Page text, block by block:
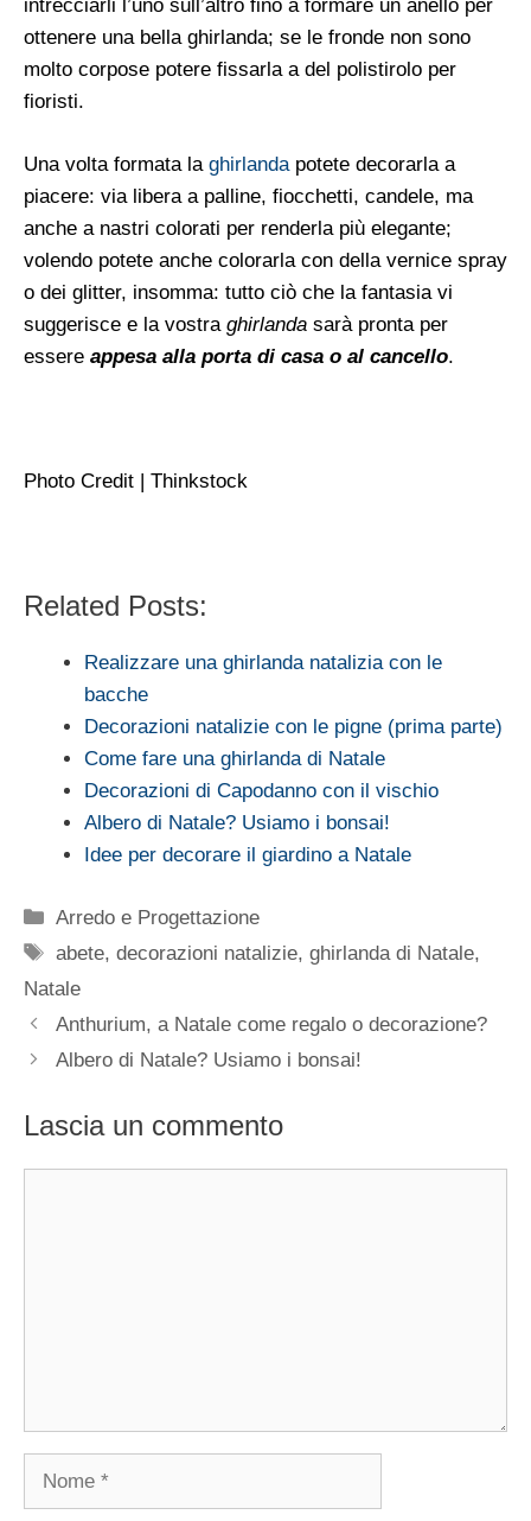
intrecciarli l’uno sull’altro fino a formare un anello per
ottenere una bella ghirlanda; se le fronde non sono
molto corpose potere fissarla a del polistirolo per
fioristi.
Una volta formata la ghirlanda potete decorarla a
piacere: via libera a palline, fiocchetti, candele, ma
anche a nastri colorati per renderla più elegante;
volendo potete anche colorarla con della vernice spray
o dei glitter, insomma: tutto ciò che la fantasia vi
suggerisce e la vostra ghirlanda sarà pronta per
essere appesa alla porta di casa o al cancello.
Photo Credit | Thinkstock
Related Posts:
Realizzare una ghirlanda natalizia con le
bacche
Decorazioni natalizie con le pigne (prima parte)
Come fare una ghirlanda di Natale
Decorazioni di Capodanno con il vischio
Albero di Natale? Usiamo i bonsai!
Idee per decorare il giardino a Natale
Categorie
Arredo e Progettazione
Tag
abete,decorazioni natalizie,ghirlanda di Natale,
Natale
Anthurium, a Natale come regalo o decorazione?
Albero di Natale? Usiamo i bonsai!
Lascia un commento